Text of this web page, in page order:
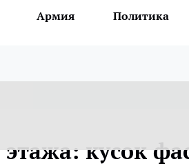
Армия Политика
кусок